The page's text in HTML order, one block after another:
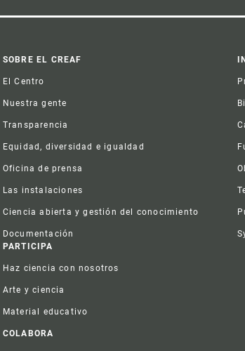
Footer
SOBRE EL CREAF
El Centro
Nuestra gente
Transparencia
Equidad, diversidad e igualdad
Oficina de prensa
Las instalaciones
Ciencia abierta y gestión del conocimiento
Documentación
PARTICIPA
Haz ciencia con nosotros
Arte y ciencia
Material educativo
COLABORA